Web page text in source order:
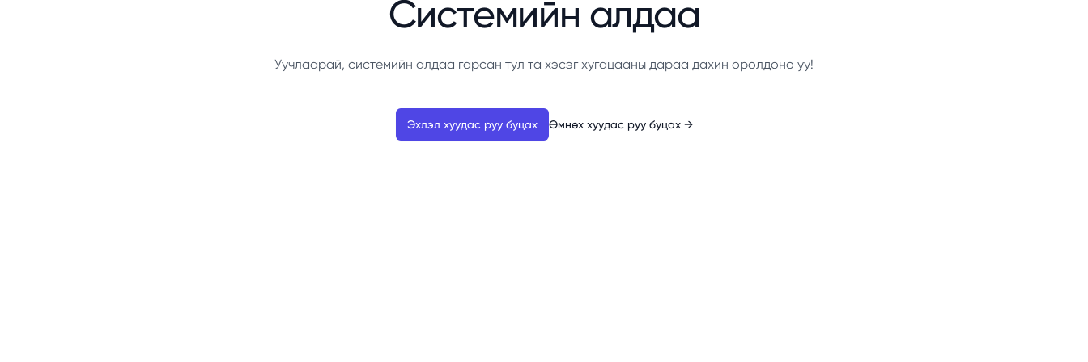
Системийн алдаа
Уучлаарай, системийн алдаа гарсан тул та хэсэг хугацааны дараа дахин оролдоно уу!
Эхлэл хуудас руу буцах Өмнөх хуудас руу буцах →